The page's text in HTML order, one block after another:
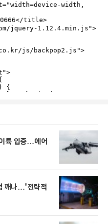
륙 입증…에어
깨나…'전략적